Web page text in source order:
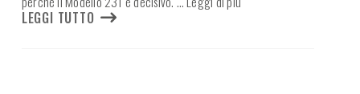
LEGGI TUTTO